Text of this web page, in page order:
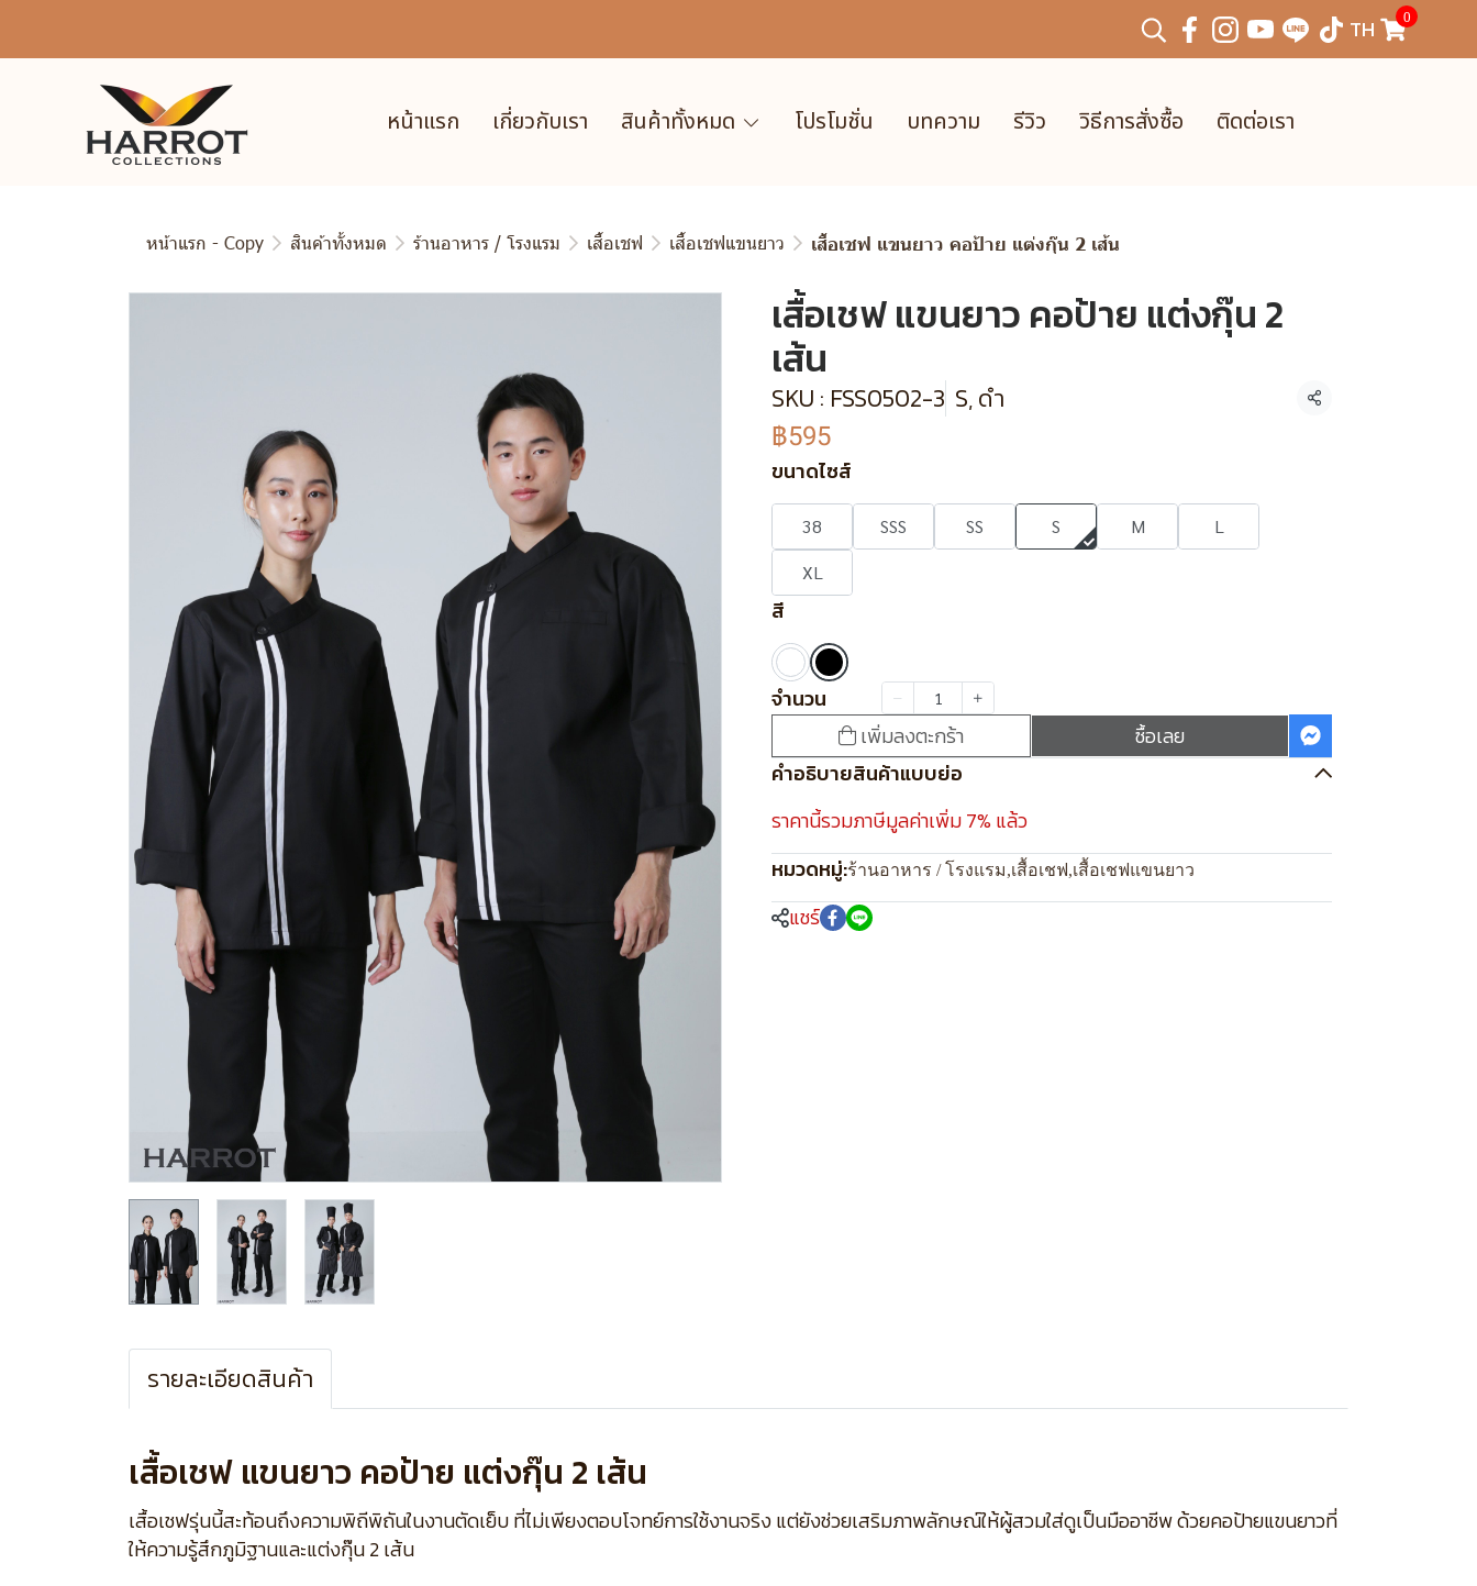
TH 0
หน้าแรก เกี่ยวกับเรา สินค้าทั้งหมด โปรโมชั่น บทความ รีวิว วิธีการสั่งซื้อ ติดต่อเรา
หน้าแรก - Copy สินค้าทั้งหมด ร้านอาหาร / โรงแรม เสื้อเชฟ เสื้อเชฟแขนยาว เสื้อเชฟ แขนยาว คอป้าย แต่งกุ๊น 2 เส้น
เสื้อเชฟ แขนยาว คอป้าย แต่งกุ๊น 2
เส้น
SKU : FSS0502-3 S, ดำ แชร์
฿595
ขนาดไซส์
38 SSS SS S M
L
XL
สี
จำนวน
เพิ่มลงตะกร้า
ซื้อเลย
คำอธิบายสินค้าแบบย่อ
ราคานี้รวมภาษีมูลค่าเพิ่ม 7% แล้ว
หมวดหมู่:ร้านอาหาร / โรงแรม,เสื้อเชฟ,เสื้อเชฟแขนยาว
แชร์
รายละเอียดสินค้า
เสื้อเชฟ แขนยาว คอป้าย แต่งกุ๊น 2 เส้น
เสื้อเชฟรุ่นนี้สะท้อนถึงความพิถีพิถันในงานตัดเย็บ ที่ไม่เพียงตอบโจทย์การใช้งานจริง แต่ยังช่วยเสริมภาพลักษณ์ให้ผู้สวมใส่ดูเป็นมืออาชีพ ด้วยคอป้ายแขนยาวที่
ให้ความรู้สึกภูมิฐานและแต่งกุ๊น 2 เส้น